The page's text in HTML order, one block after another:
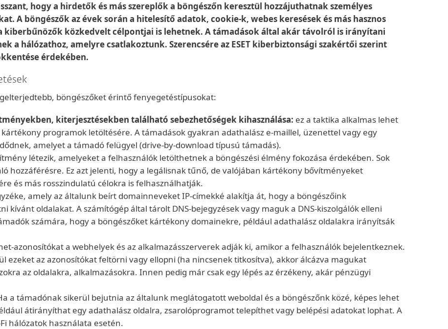
hogy a hirdetők és más szereplők a böngészőn keresztül hozzájuthatnak személyes
A böngészők az évek során a hitelesítő adatok, cookie-k, webes keresések és más hasznos
közkedvelt célpontjai is lehetnek. A támadások által akár távolról is irányítani
a hálózathoz, amelyre csatlakoztunk. Szerencsére az ESET kiberbiztonsági szakértői szerint
érdekében.
böngészőket érintő fenyegetéstípusokat:
kiterjesztésekben található sebezhetőségek kihasználása: ez a taktika alkalmas lehet
programok letöltésére. A támadások gyakran adathalász e-maillel, üzenettel vagy egy
amelyet a támadó felügyel (drive-by-download típusú támadás).
létezik, amelyeket a felhasználók letölthetnek a böngészési élmény fokozása érdekében. Sok
hozzáférésre. Ez azt jelenti, hogy a legálisnak tűnő, de valójában kártékony bővítményeket
és más rosszindulatú célokra is felhasználhatják.
amely az általunk beírt domainneveket IP-címekké alakítja át, hogy a böngészőink
kívánt oldalakat. A számítógép által tárolt DNS-bejegyzések vagy maguk a DNS-kiszolgálók elleni
számára, hogy a böngészőket kártékony domainekre, például adathalász oldalakra irányítsák
azonosítókat a webhelyek és az alkalmazásszerverek adják ki, amikor a felhasználók bejelentkeznek.
ezeket az azonosítókat feltörni vagy ellopni (ha nincsenek titkosítva), akkor álcázva magukat
az oldalakra, alkalmazásokra. Innen pedig már csak egy lépés az érzékeny, akár pénzügyi
a támadónak sikerül bejutnia az általunk meglátogatott weboldal és a böngészőnk közé, képes lehet
átirányíthat egy adathalász oldalra, zsarolóprogramot telepíthet vagy belépési adatokat lophat. A
hálózatok használata esetén.